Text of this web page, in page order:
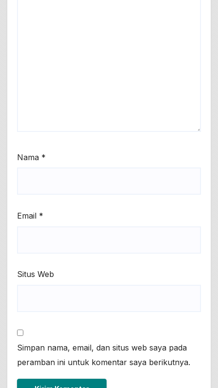
Nama *
Email *
Situs Web
Simpan nama, email, dan situs web saya pada
peramban ini untuk komentar saya berikutnya.